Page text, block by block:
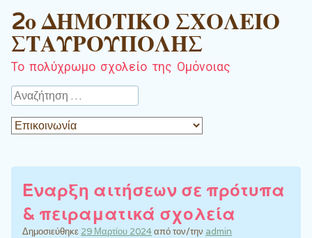
2ο ΔΗΜΟΤΙΚΟ ΣΧΟΛΕΙΟ
ΣΤΑΥΡΟΥΠΟΛΗΣ
Το πολύχρωμο σχολείο της Ομόνοιας
Αναζήτηση
Έναρξη αιτήσεων σε πρότυπα
& πειραματικά σχολεία
Δημοσιεύθηκε 29 Μαρτίου 2024από τον/την admin